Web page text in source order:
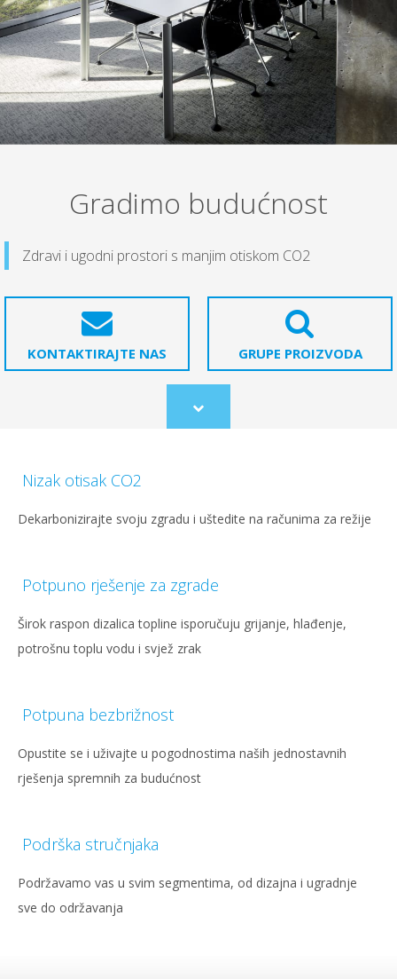
Gradimo budućnost
Zdravi i ugodni prostori s manjim otiskom CO2
KONTAKTIRAJTE NAS GRUPE PROIZVODA
Scroll
to
Nizak otisak CO2
Dekarbonizirajte svoju zgradu i uštedite na računima za režije
Potpuno rješenje za zgrade
Širok raspon dizalica topline isporučuju grijanje, hlađenje,
potrošnu toplu vodu i svjež zrak
Potpuna bezbrižnost
Opustite se i uživajte u pogodnostima naših jednostavnih
rješenja spremnih za budućnost
Podrška stručnjaka
Podržavamo vas u svim segmentima, od dizajna i ugradnje
sve do održavanja